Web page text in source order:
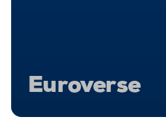
Euroverse